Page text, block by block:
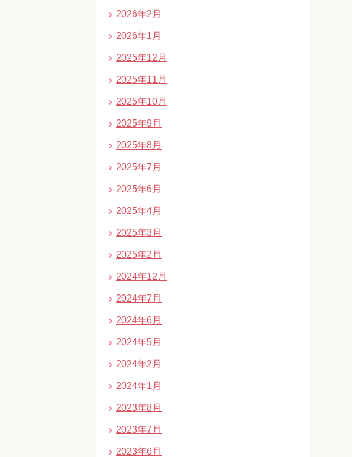
2026年2月
2026年1月
2025年12月
2025年11月
2025年10月
2025年9月
2025年8月
2025年7月
2025年6月
2025年4月
2025年3月
2025年2月
2024年12月
2024年7月
2024年6月
2024年5月
2024年2月
2024年1月
2023年8月
2023年7月
2023年6月